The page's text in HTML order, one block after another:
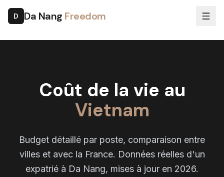
D Da Nang Freedom
Coût de la vie au
Vietnam
Budget détaillé par poste, comparaison entre
villes et avec la France. Données réelles d'un
expatrié à Da Nang, mises à jour en 2026.